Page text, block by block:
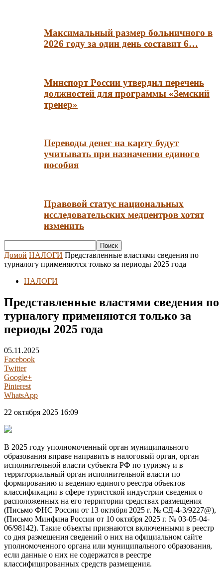
Максимальный размер больничного в
2026 году за один день составит 6…
Минспорт России утвердил перечень
должностей для программы «Земский
тренер»
Переводы денег на карту будут
учитывать при назначении единого
пособия
Правовой статус национальных
исследовательских медцентров хотят
изменить
Домой НАЛОГИ Представленные властями сведения по
турналогу применяются только за периоды 2025 года
НАЛОГИ
Представленные властями сведения по
турналогу применяются только за
периоды 2025 года
05.11.2025
Facebook
Twitter
Google+
Pinterest
WhatsApp
22 октября 2025 16:09
В 2025 году уполномоченный орган муниципального
образования вправе направить в налоговый орган, орган
исполнительной власти субъекта РФ по туризму и в
территориальный орган исполнительной власти по
формированию и ведению единого реестра объектов
классификации в сфере туристской индустрии сведения о
расположенных на его территории средствах размещения
(Письмо ФНС России от 13 октября 2025 г. № СД-4-3/9227@),
(Письмо Минфина России от 10 октября 2025 г. № 03-05-04-
06/98142). Такие объекты признаются включенными в реестр
со дня размещения сведений о них на официальном сайте
уполномоченного органа или муниципального образования,
если данные о них не содержатся в реестре
классифицированных средств размещения.